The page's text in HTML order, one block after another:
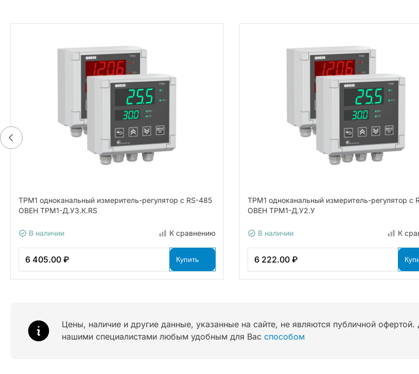
ТРМ1 одноканальный измеритель-регулятор с RS-485
ОВЕН ТРМ1-Д.У3.К.RS
В наличии К сравнению
6 405.00 ₽ Купить
ТРМ1 одноканальный измеритель-регулятор с
ОВЕН ТРМ1-Д.У2.У
В наличии К
6 222.00 ₽
Цены, наличие и другие данные, указанные на сайте, не являются публичной
нашими специалистами любым удобным для Вас способом